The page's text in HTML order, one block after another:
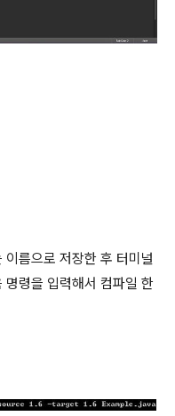
름으로 저장한 후 터미널
령을 입력해서 컴파일 한